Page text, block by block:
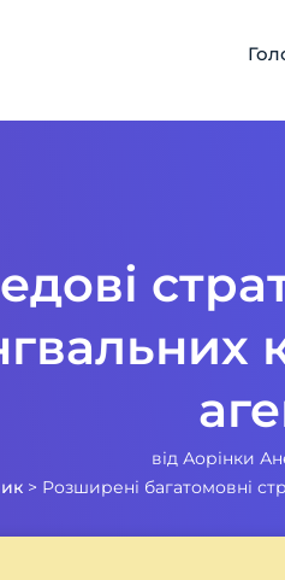
від Аорінки
> Розширені багатомовні